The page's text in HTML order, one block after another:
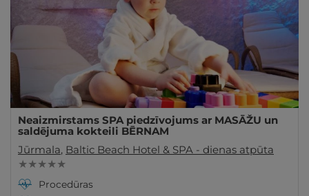
Neaizmirstams SPA piedzīvojums ar MASĀŽU un
saldējuma kokteili BĒRNAM
Jūrmala, Baltic Beach Hotel & SPA - dienas atpūta
★ ★ ★ ★ ★
Procedūras